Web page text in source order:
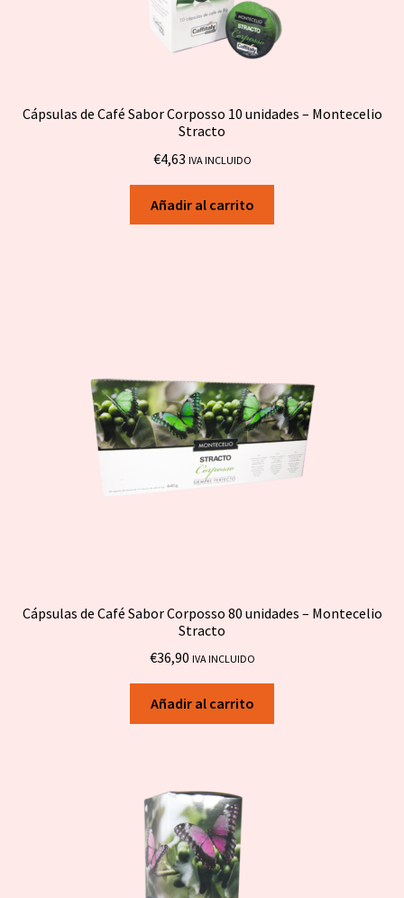
Cápsulas de Café Sabor Corposso 10 unidades – Montecelio
Stracto
€4,63 IVA INCLUIDO
Añadir al carrito
Cápsulas de Café Sabor Corposso 80 unidades – Montecelio
Stracto
€36,90 IVA INCLUIDO
Añadir al carrito